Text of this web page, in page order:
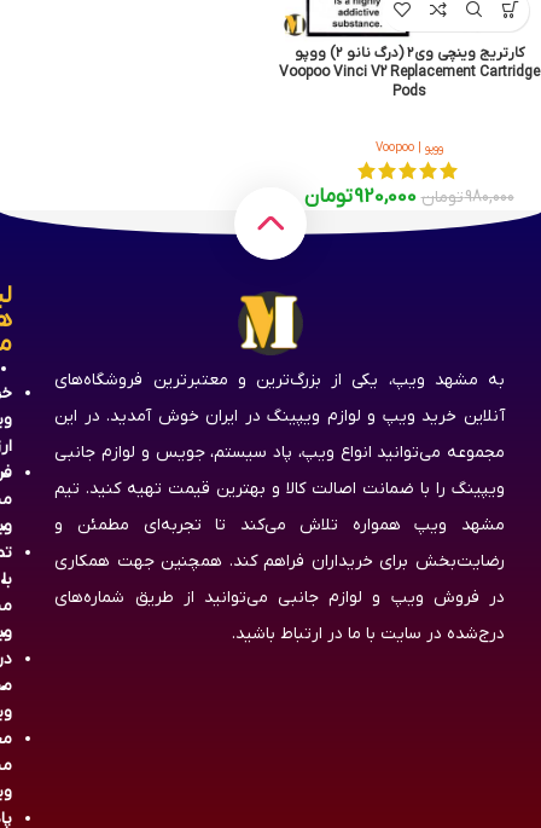
کارتریج وینچی وی۲ (درگ نانو ۲) ووپو
Voopoo Vinci V2 Replacement Cartridge
Pods
ووپو | Voopoo
980,000تومان 920,000تومان
به مشهد ویپ، یکی از بزرگ‌ترین و معتبرترین فروشگاه‌های
آنلاین خرید ویپ و لوازم ویپینگ در ایران خوش آمدید. در این
مجموعه می‌توانید انواع ویپ، پاد سیستم، جویس و لوازم جانبی
ویپینگ را با ضمانت اصالت کالا و بهترین قیمت تهیه کنید. تیم
مشهد ویپ همواره تلاش می‌کند تا تجربه‌ای مطمئن و
رضایت‌بخش برای خریداران فراهم کند. همچنین جهت همکاری
در فروش ویپ و لوازم جانبی می‌توانید از طریق شماره‌های
درج‌شده در سایت با ما در ارتباط باشید.
با